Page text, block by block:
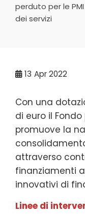
perduto per le
dei servizi
13 Apr 2022
Con una
di euro il Fondo
promuove la
attraverso
finanziamenti
innovativi di
Linee di